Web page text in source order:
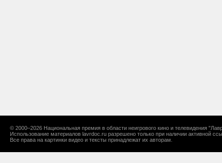
© 2000–2026 Национальная премия в области неигрового кино и телевидения
Использование материалов lavrdoc.ru разрешено только при наличии активной
Все права на картинки видео и тексты принадлежат их авторам.